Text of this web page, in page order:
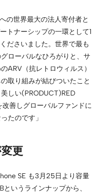
の世界最大の法人寄付者と
トナーシップの一環として1
ださいました。世界で最も
ローバルなひろがりと、サ
ARV（抗レトロウィルス）
取り組みが結びついたこと
しい(PRODUCT)RED
善しグローバルファンドに
たのです」
更
SE も3月25日より容量
いうラインナップから、